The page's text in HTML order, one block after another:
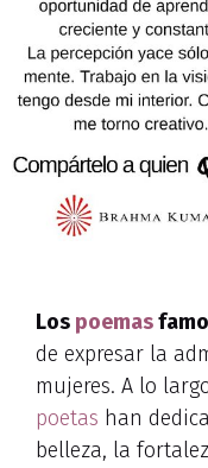
Los poemas
de expresar la
mujeres. A lo
poetas han
belleza, la